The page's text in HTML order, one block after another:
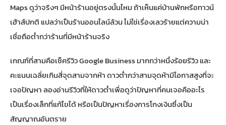
Maps ดูว่าจริงๆ มีหน้าร้านอยู่ตรงนั้นไหม ถ้าเห็นแค่บ้านพักหรือทาวน์
เฮ้าส์ปกติ แปลว่าเป็นร้านออนไลน์ล้วน ไม่ใช่เรื่องเลวร้ายแต่ความน่า
เชื่อถือต่ำกว่าร้านที่มีหน้าร้านจริง
เกณฑ์ที่สามคือเช็ครีวิว Google Business มากกว่าหนึ่งร้อยรีวิว และ
คะแนนเฉลี่ยเกินสี่จุดสามจากห้า ดาวต่ำกว่าสามจุดห้ามีโอกาสสูงที่จะ
เจอปัญหา ลองอ่านรีวิวที่ให้ดาวต่ำเพื่อดูว่าปัญหาที่คนเจอคืออะไร
เป็นเรื่องเล็กที่แก้ไขได้ หรือเป็นปัญหาเรื่องการโกงเงินซึ่งเป็น
สัญญาณอันตราย